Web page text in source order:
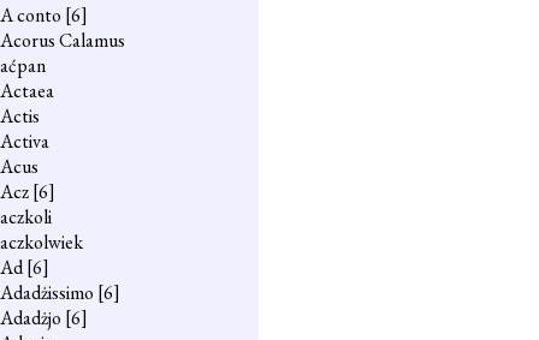
A conto [6]
Acorus Calamus
aćpan
Actaea
Actis
Activa
Acus
Acz[6]
aczkoli
aczkolwiek
Ad[6]
Adadżissimo [6]
Adadżjo [6]